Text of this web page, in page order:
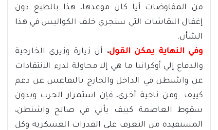
من المفاوضات أيا كان موعدها، هذا بالطبع دون
إغفال النقاشات التي ستجري خلف الكواليس في هذا
الشأن.
وفي النهاية يمكن القول، أن زيارة وزيري الخارجية
والدفاع إلي أوكرانيا ما هي إلا محاولة لدرء الانتقادات
عن واشنطن في الداخل والخارج بالتقاعس عن دعم
كييف. ومن ناحية أخرى، فإن استمرار الحرب وبدون
سقوط العاصمة كييف يأتي في صالح واشنطن،
المستفيدة من التعرف على القدرات العسكرية وكل